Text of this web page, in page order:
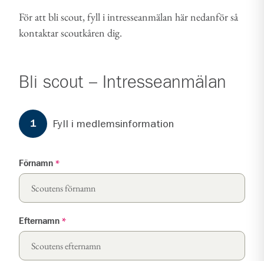
För att bli scout, fyll i intresseanmälan här nedanför så
kontaktar scoutkåren dig.
Bli scout – Intresseanmälan
Formuläret har steg.
1 Steg1
Fyll i medlemsinformation
Förnamn *
Efternamn *